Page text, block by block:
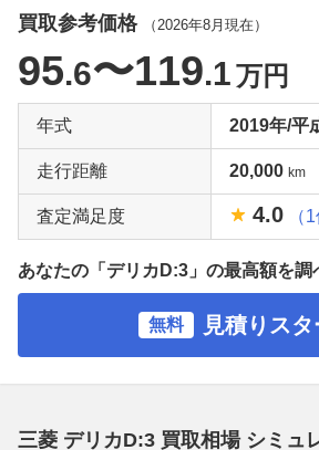
買取参考価格 （ 2026年8月 現在）
95.6〜119.1万円
年式 2019年/平
走行距離 20,000 km
査定満足度 4.0 （
あなたの「デリカD:3」の最高額を調
無料 見積りスタ
三菱 デリカD:3 買取相場 シミュ